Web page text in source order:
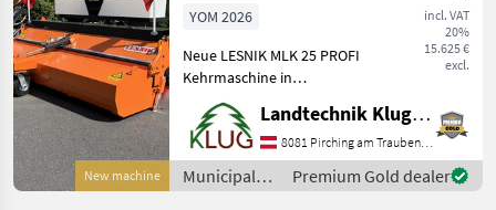
New machine
Kehrmaschine
incl. VAT
20%
15.625 €
excl.
YOM 2026
Neue LESNIK MLK 25 PROFI
Kehrmaschine in
umfangreicher Ausstattung
wie: - hydraulische
Seitenverstellung ± 30° -
Dreipunkt KAT II -
Schmutzsammelbehälter
Landtechnik Klug e. U.
8081 Pirching am Traubenberg
Municipal
equipment /
Premium Gold dealer